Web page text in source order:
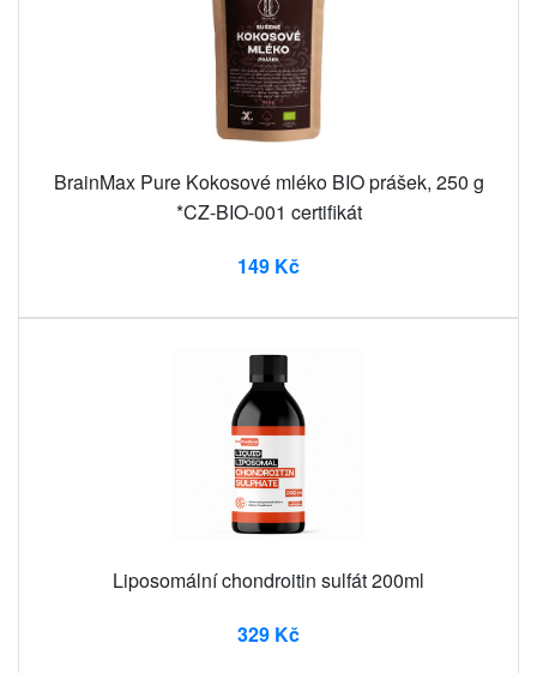
BrainMax Pure Kokosové mléko BIO prášek, 250 g
*CZ-BIO-001 certifikát
149 Kč
Liposomální chondroitin sulfát 200ml
329 Kč